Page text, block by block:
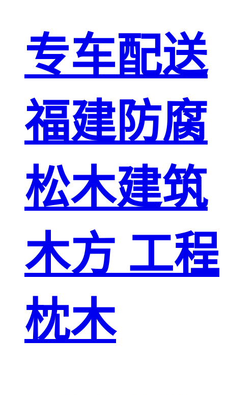
专车配送
福建防腐
松木建筑
木方 工程
枕木